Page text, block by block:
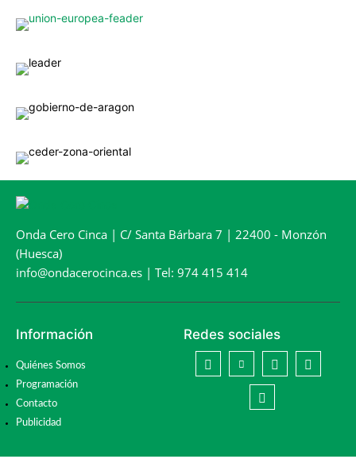
Onda Cero Cinca | C/ Santa Bárbara 7 | 22400 - Monzón
(Huesca)
info@ondacerocinca.es | Tel: 974 415 414
Información
Quiénes Somos
Programación
Contacto
Publicidad
Redes sociales